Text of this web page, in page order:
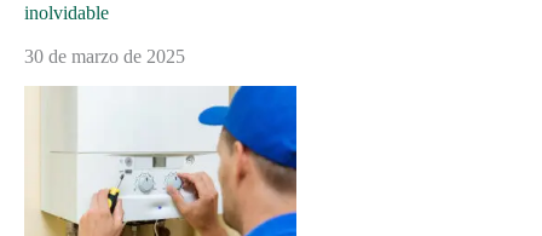
inolvidable
30 de marzo de 2025